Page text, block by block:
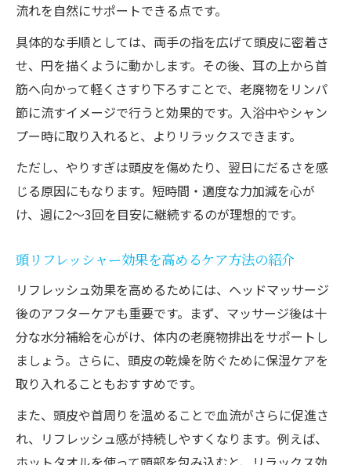
流れを自然にサポートできる点です。
具体的な手順としては、両手の指を広げて頭皮に密着さ
せ、円を描くように動かします。その後、耳の上から首
筋へ向かって軽くさすり下ろすことで、老廃物をリンパ
節に流すイメージで行うと効果的です。入浴中やシャン
プー時に取り入れると、よりリラックスできます。
ただし、やりすぎは頭皮を傷めたり、翌日にだるさを感
じる原因にもなります。短時間・適度な力加減を心が
け、週に2～3回を目安に継続するのが理想的です。
頭リフレッシャー効果を高めるケア方法の紹介
リフレッシュ効果を高めるためには、ヘッドマッサージ
後のアフターケアも重要です。まず、マッサージ後は十
分な水分補給を心がけ、体内の老廃物排出をサポートし
ましょう。さらに、頭皮の乾燥を防ぐために保湿ケアを
取り入れることもおすすめです。
また、頭皮や首周りを温めることで血流がさらに促進さ
れ、リフレッシュ感が持続しやすくなります。例えば、